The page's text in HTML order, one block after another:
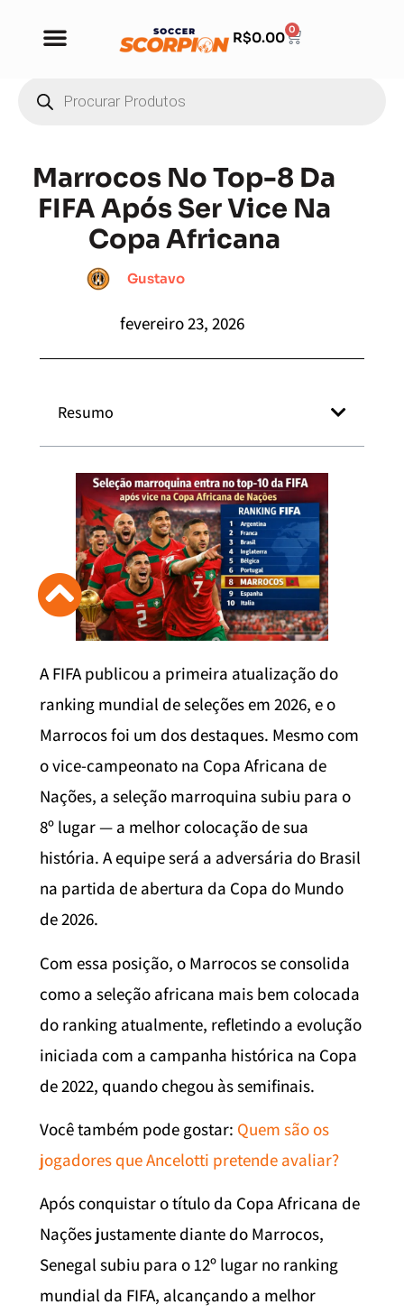
R$0.00 0
Marrocos No Top-8 Da
FIFA Após Ser Vice Na
Copa Africana
Gustavo
fevereiro 23, 2026
Resumo
A FIFA publicou a primeira atualização do
ranking mundial de seleções em 2026, e o
Marrocos foi um dos destaques. Mesmo com
o vice-campeonato na Copa Africana de
Nações, a seleção marroquina subiu para o
8º lugar — a melhor colocação de sua
história. A equipe será a adversária do Brasil
na partida de abertura da Copa do Mundo
de 2026.
Com essa posição, o Marrocos se consolida
como a seleção africana mais bem colocada
do ranking atualmente, refletindo a evolução
iniciada com a campanha histórica na Copa
de 2022, quando chegou às semifinais.
Você também pode gostar: Quem são os
jogadores que Ancelotti pretende avaliar?
Após conquistar o título da Copa Africana de
Nações justamente diante do Marrocos,
Senegal subiu para o 12º lugar no ranking
mundial da FIFA, alcançando a melhor